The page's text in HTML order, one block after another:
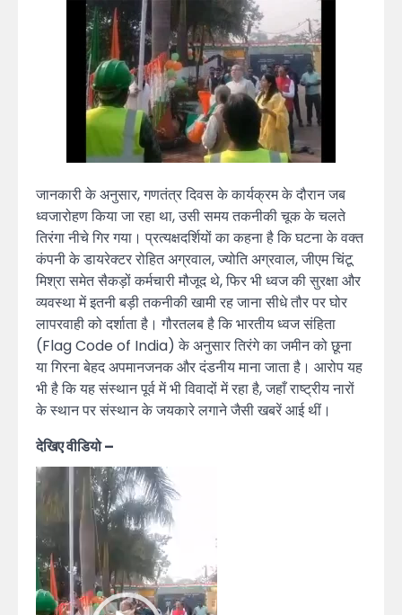
जानकारी के अनुसार, गणतंत्र दिवस के कार्यक्रम के दौरान जब
ध्वजारोहण किया जा रहा था, उसी समय तकनीकी चूक के चलते
तिरंगा नीचे गिर गया। प्रत्यक्षदर्शियों का कहना है कि घटना के वक्त
कंपनी के डायरेक्टर रोहित अग्रवाल, ज्योति अग्रवाल, जीएम चिंटू
मिश्रा समेत सैकड़ों कर्मचारी मौजूद थे, फिर भी ध्वज की सुरक्षा और
व्यवस्था में इतनी बड़ी तकनीकी खामी रह जाना सीधे तौर पर घोर
लापरवाही को दर्शाता है। गौरतलब है कि भारतीय ध्वज संहिता
(Flag Code of India) के अनुसार तिरंगे का जमीन को छूना
या गिरना बेहद अपमानजनक और दंडनीय माना जाता है। आरोप यह
भी है कि यह संस्थान पूर्व में भी विवादों में रहा है, जहाँ राष्ट्रीय नारों
के स्थान पर संस्थान के जयकारे लगाने जैसी खबरें आई थीं।
देखिए वीडियो –
Video
Player